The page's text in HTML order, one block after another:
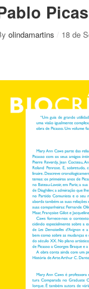
olindamartins / 18 de